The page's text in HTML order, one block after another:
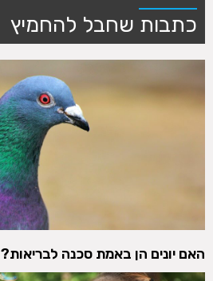
כתבות שחבל להחמיץ
האם יונים הן באמת סכנה לבריאות?